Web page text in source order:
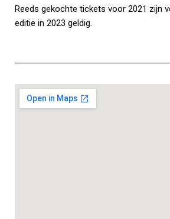
Reeds gekochte tickets voor 2021 zijn
editie in 2023 geldig.